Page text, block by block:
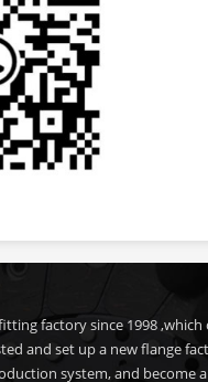
factory since 1998 ,which
and set up a new flange
system, and become